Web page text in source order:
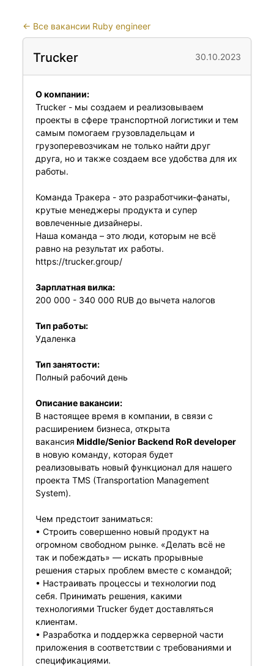
← Все вакансии Ruby engineer
Trucker 30.10.2023
О компании:
Trucker - мы создаем и реализовываем
проекты в сфере транспортной логистики и тем
самым помогаем грузовладельцам и
грузоперевозчикам не только найти друг
друга, но и также создаем все удобства для их
работы.
Команда Тракера - это разработчики-фанаты,
крутые менеджеры продукта и супер
вовлеченные дизайнеры.
Наша команда – это люди, которым не всё
равно на результат их работы.
https://trucker.group/
Зарплатная вилка:
200 000 - 340 000 RUB до вычета налогов
Тип работы:
Удаленка
Тип занятости:
Полный рабочий день
Описание вакансии:
В настоящее время в компании, в связи с
расширением бизнеса, открыта
вакансия Middle/Senior Backend RoR developer
в новую команду, которая будет
реализовывать новый функционал для нашего
проекта TMS (Transportation Management
System).
Чем предстоит заниматься:
• Строить совершенно новый продукт на
огромном свободном рынке. «Делать всё не
так и побеждать» — искать прорывные
решения старых проблем вместе с командой;
• Настраивать процессы и технологии под
себя. Принимать решения, какими
технологиями Trucker будет доставляться
клиентам.
• Разработка и поддержка серверной части
приложения в соответствии с требованиями и
спецификациями.